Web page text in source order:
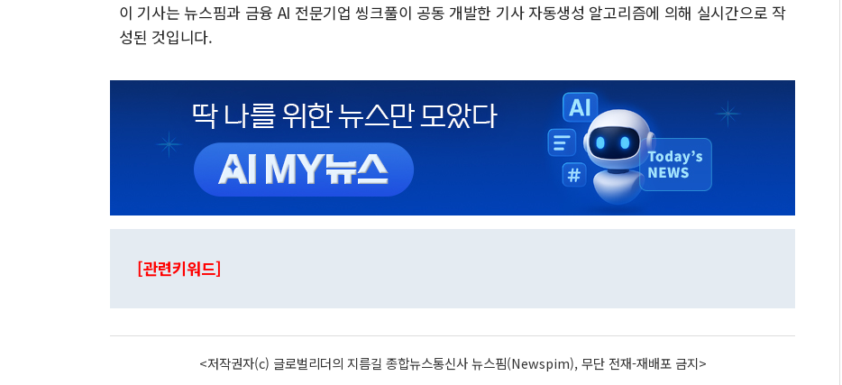
이 기사는 뉴스핌과 금융 AI 전문기업 씽크풀이 공동 개발한 기사 자동생성 알고리즘에 의해 실시간으로 작
성된 것입니다.
[관련키워드]
<저작권자(c) 글로벌리더의 지름길 종합뉴스통신사 뉴스핌(Newspim), 무단 전재-재배포 금지>